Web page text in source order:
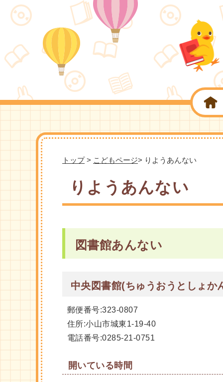
トップ> こどもページ> りようあんない
りようあんない
図書館あんない
中央図書館(ちゅうおうとしょか
郵便番号:323-0807
住所:小山市城東1-19-40
電話番号:0285-21-0751
開いている時間